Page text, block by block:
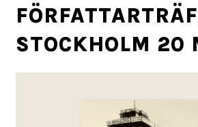
STOCKHOLM 20